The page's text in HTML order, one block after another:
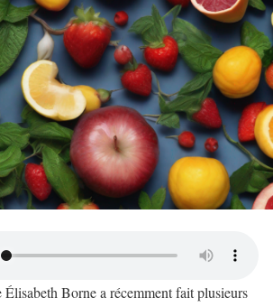
Borne a récemment fait plusieurs